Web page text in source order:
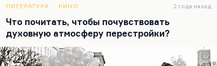
ваш выбор. И «Победа» Аксенова.
Но это моя пятерка. Я знаю, что процентов на 30-
40 она совпадает, например, с пятеркой
Жолковского или с пятеркой Богомолова. Мы с
ним обсуждали эту проблему на Бабелевском…
ЛИТЕРАТУРА КИНО 2 года назад
Что почитать, чтобы почувствовать
духовную атмосферу перестройки?